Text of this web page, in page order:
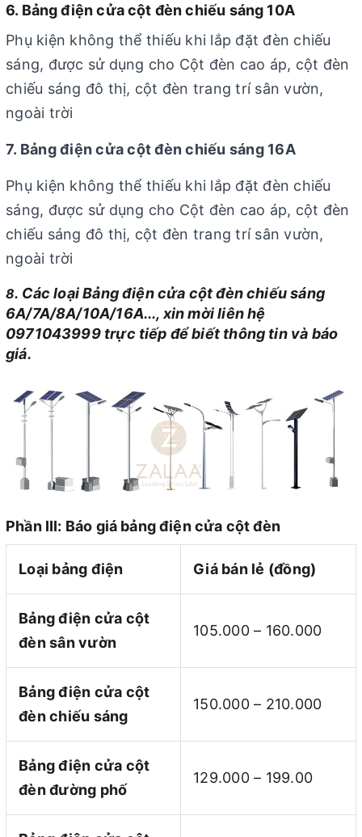
6. Bảng điện cửa cột đèn chiếu sáng 10A
Phụ kiện không thể thiếu khi lắp đặt đèn chiếu
sáng, được sử dụng cho Cột đèn cao áp, cột đèn
chiếu sáng đô thị, cột đèn trang trí sân vườn,
ngoài trời
7. Bảng điện cửa cột đèn chiếu sáng 16A
Phụ kiện không thể thiếu khi lắp đặt đèn chiếu
sáng, được sử dụng cho Cột đèn cao áp, cột đèn
chiếu sáng đô thị, cột đèn trang trí sân vườn,
ngoài trời
8. Các loại Bảng điện cửa cột đèn chiếu sáng
6A/7A/8A/10A/16A..., xin mời liên hệ
0971043999 trực tiếp để biết thông tin và báo
giá.
Phần III: Báo giá bảng điện cửa cột đèn
Loại bảng điện Giá bán lẻ (đồng)
Bảng điện cửa cột
đèn sân vườn
105.000 – 160.000
Bảng điện cửa cột
đèn chiếu sáng
150.000 – 210.000
Bảng điện cửa cột
đèn đường phố
129.000 – 199.00